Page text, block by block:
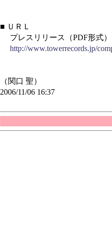
■ ＵＲＬ
プレスリリース（PDF形式）
http://www.towerrecords.jp/
（関口 聖）
2006/11/06 16:37